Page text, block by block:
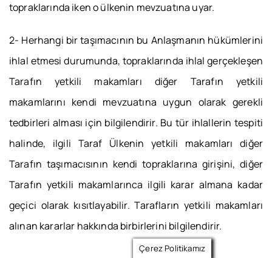
topraklarında iken o ülkenin mevzuatına uyar.
2- Herhangi bir taşımacının bu Anlaşmanın hükümlerini
ihlal etmesi durumunda, topraklarında ihlal gerçekleşen
Tarafın yetkili makamları diğer Tarafın yetkili
makamlarını kendi mevzuatına uygun olarak gerekli
tedbirleri alması için bilgilendirir. Bu tür ihlallerin tespiti
halinde, ilgili Taraf Ülkenin yetkili makamları diğer
Tarafın taşımacısının kendi topraklarına girişini, diğer
Tarafın yetkili makamlarınca ilgili karar almana kadar
geçici olarak kısıtlayabilir. Tarafların yetkili makamları
alınan kararlar hakkında birbirlerini bilgilendirir.
Çerez Politikamız